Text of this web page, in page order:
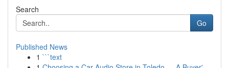
Search
Go
Published News
1 ```text